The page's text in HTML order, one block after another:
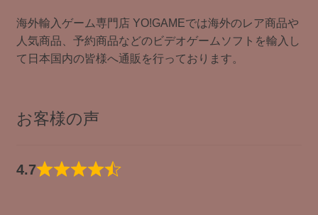
海外輸入ゲーム専門店 YO!GAMEでは海外のレア商品や
人気商品、予約商品などのビデオゲームソフトを輸入し
て日本国内の皆様へ通販を行っております。
お客様の声
4.7